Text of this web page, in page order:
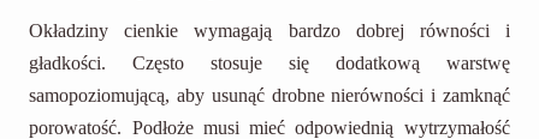
Okładziny cienkie wymagają bardzo dobrej równości i
gładkości. Często stosuje się dodatkową warstwę
samopoziomującą, aby usunąć drobne nierówności i zamknąć
porowatość. Podłoże musi mieć odpowiednią wytrzymałość